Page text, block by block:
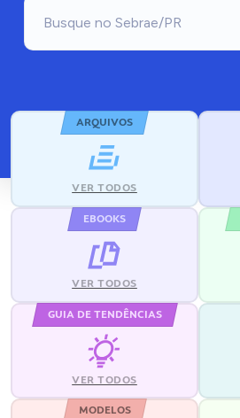
ARQUIVOS
VER TODOS
EBOOKS
VER TODOS
GUIA DE TENDÊNCIAS
VER TODOS
MODELOS